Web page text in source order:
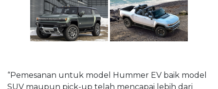
“Pemesanan untuk model Hummer EV baik model
SUV maupun pick-up telah mencapai lebih dari